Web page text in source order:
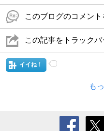
このブログのコメント
この記事をトラックバ
イイね！
も